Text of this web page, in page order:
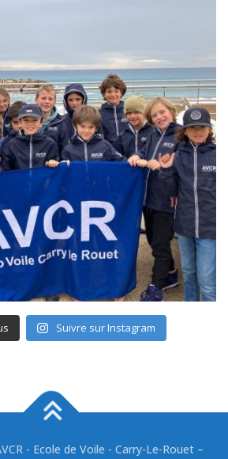
Suivre sur Instagram
- Ecole de Voile - Carry-Le-Rouet –